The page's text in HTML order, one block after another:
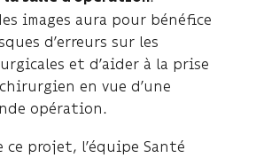
images aura pour bénéfice
d’erreurs sur les
et d’aider à la prise
en vue d’une
opération.
ce projet, l’équipe Santé